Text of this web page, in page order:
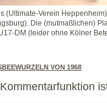
(Ultimate-Verein
Die (mutmaßlichen)
DM (leider ohne Kölner
VON 1968